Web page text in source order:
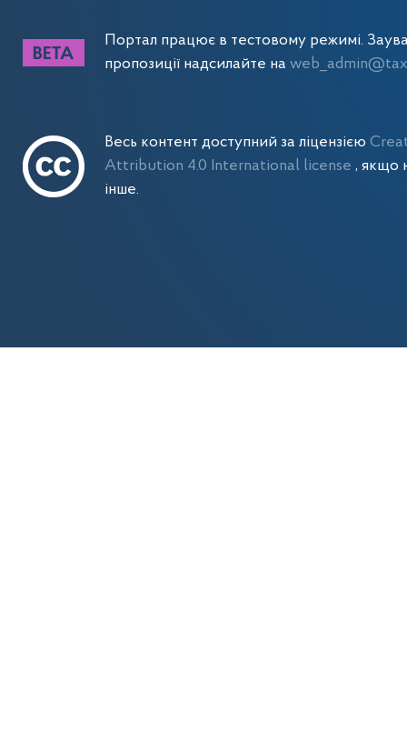
Портал працює в тестовому режимі.
пропозиції надсилайте на
Весь контент доступний за ліцензією
Attribution 4.0 International license , якщо
інше.